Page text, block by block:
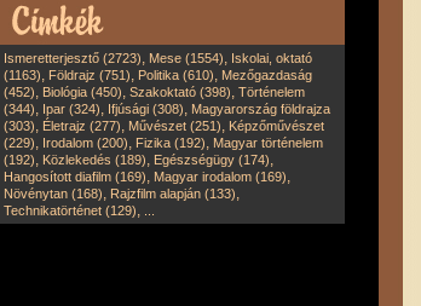
Ismeretterjesztő (2723), Mese (1554), Iskolai, oktató
(1163), Földrajz (751), Politika (610), Mezőgazdaság
(452), Biológia (450), Szakoktató (398), Történelem
(344), Ipar (324), Ifjúsági (308), Magyarország földrajza
(303), Életrajz (277), Művészet (251), Képzőművészet
(229), Irodalom (200), Fizika (192), Magyar történelem
(192), Közlekedés (189), Egészségügy (174),
Hangosított diafilm (169), Magyar irodalom (169),
Növénytan (168), Rajzfilm alapján (133),
Technikatörténet (129),